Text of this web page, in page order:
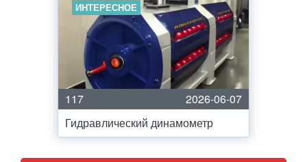
ИНТЕРЕСНОЕ
117
2026-06-07
Гидравлический динамометр